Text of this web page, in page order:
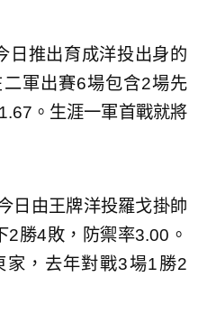
日推出育成洋投出身的
軍出賽6場包含2場先
。生涯一軍首戰就將
日由王牌洋投羅戈掛帥
2勝4敗，防禦率3.00。
家，去年對戰3場1勝2